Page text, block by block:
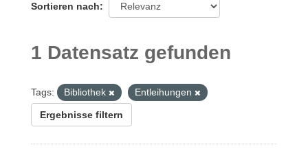
Sortieren nach
1 Datensatz gefunden
Tags: Bibliothek Entleihungen
Ergebnisse filtern